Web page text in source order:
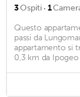
3Ospiti · 1
Questo
passi da
appartamento si
0,3 km da Ipogeo